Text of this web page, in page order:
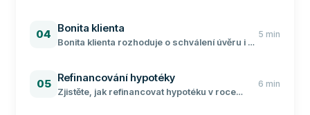
povinností při vrácení peněz.
04 Bonita klienta
Bonita klienta rozhoduje o schválení úvěru i o
hypotéku.
5 min
05 Refinancování hypotéky
Zjistěte, jak refinancovat hypotéku v roce
6 min